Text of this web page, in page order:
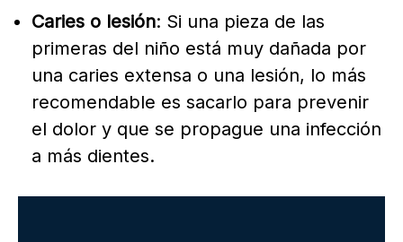
Caries o lesión: Si una pieza de las
primeras del niño está muy dañada por
una caries extensa o una lesión, lo más
recomendable es sacarlo para prevenir
el dolor y que se propague una infección
a más dientes.